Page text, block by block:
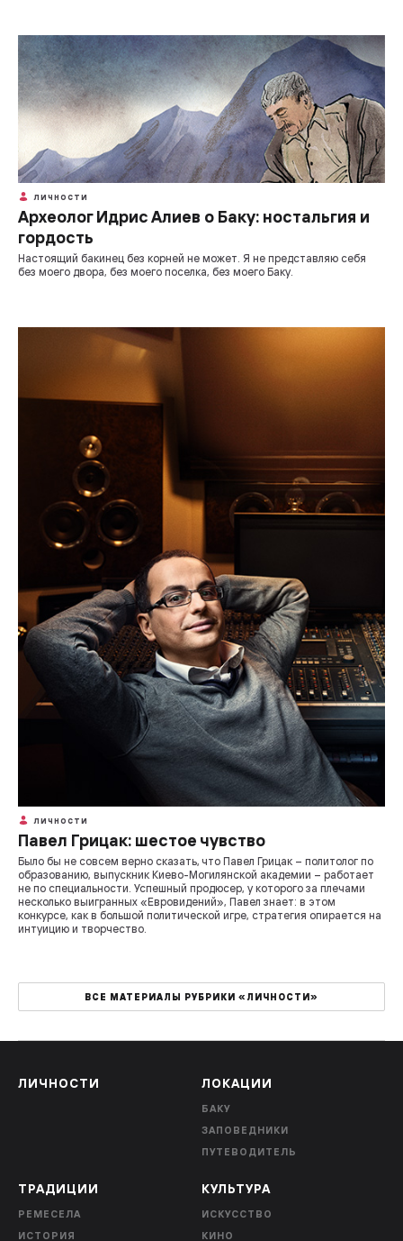
ЛИЧНОСТИ
Археолог Идрис Алиев о Баку: ностальгия и
гордость
Настоящий бакинец без корней не может. Я не представляю себя
без моего двора, без моего поселка, без моего Баку.
ЛИЧНОСТИ
Павел Грицак: шестое чувство
Было бы не совсем верно сказать, что Павел Грицак – политолог по
образованию, выпускник Киево-Могилянской академии – работает
не по специальности. Успешный продюсер, у которого за плечами
несколько выигранных «Евровидений», Павел знает: в этом
конкурсе, как в большой политической игре, стратегия опирается на
интуицию и творчество.
ВСЕ МАТЕРИАЛЫ РУБРИКИ «ЛИЧНОСТИ»
ЛИЧНОСТИ ЛОКАЦИИ
БАКУ
ЗАПОВЕДНИКИ
ПУТЕВОДИТЕЛЬ
ТРАДИЦИИ
РЕМЕСЕЛА
ИСТОРИЯ
КУЛЬТУРА
ИСКУССТВО
КИНО